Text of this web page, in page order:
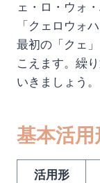
ェ・ロ・ウォ
「クェロウォ
最初の「クェ
こえます。繰
いきましょう。
基本活用
活用形